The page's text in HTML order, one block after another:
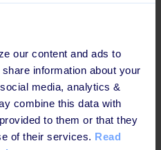
our content and ads to
information about your
media, analytics &
combine this data with
to them or that they
of their services. Read
allierad